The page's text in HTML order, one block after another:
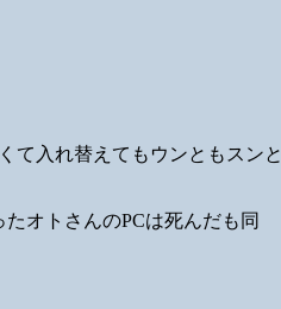
て入れ替えてもウンともスンと
オトさんのPCは死んだも同